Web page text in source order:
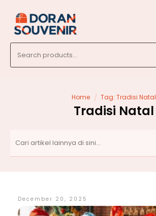
for:
Home / Tag: Tradisi Natal
Tradisi Natal
December 20, 2025